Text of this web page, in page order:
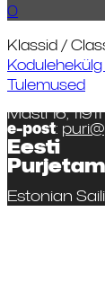
0
Klassid /
Tulemused
Masti 16,
e-post:
Eesti
Estonian